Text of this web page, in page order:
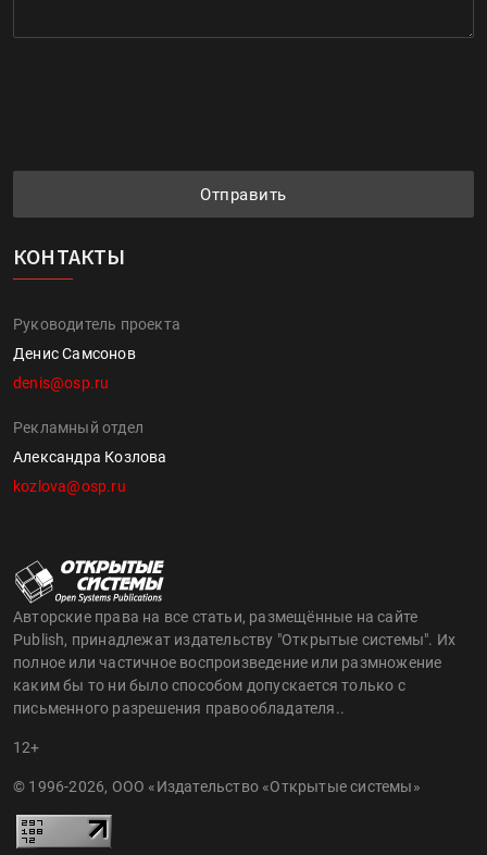
Отправить
КОНТАКТЫ
Руководитель проекта
Денис Самсонов
denis@osp.ru
Рекламный отдел
Александра Козлова
kozlova@osp.ru
Авторские права на все статьи, размещённые на сайте
Publish, принадлежат издательству "Открытые системы". Их
полное или частичное воспроизведение или размножение
каким бы то ни было способом допускается только с
письменного разрешения правообладателя..
12+
© 1996-2026, ООО «Издательство «Открытые системы»